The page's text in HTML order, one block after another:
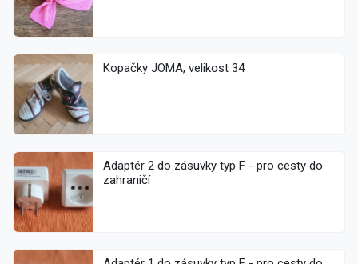
Kopačky JOMA, velikost 34
Adaptér 2 do zásuvky typ F - pro cesty do
zahraničí